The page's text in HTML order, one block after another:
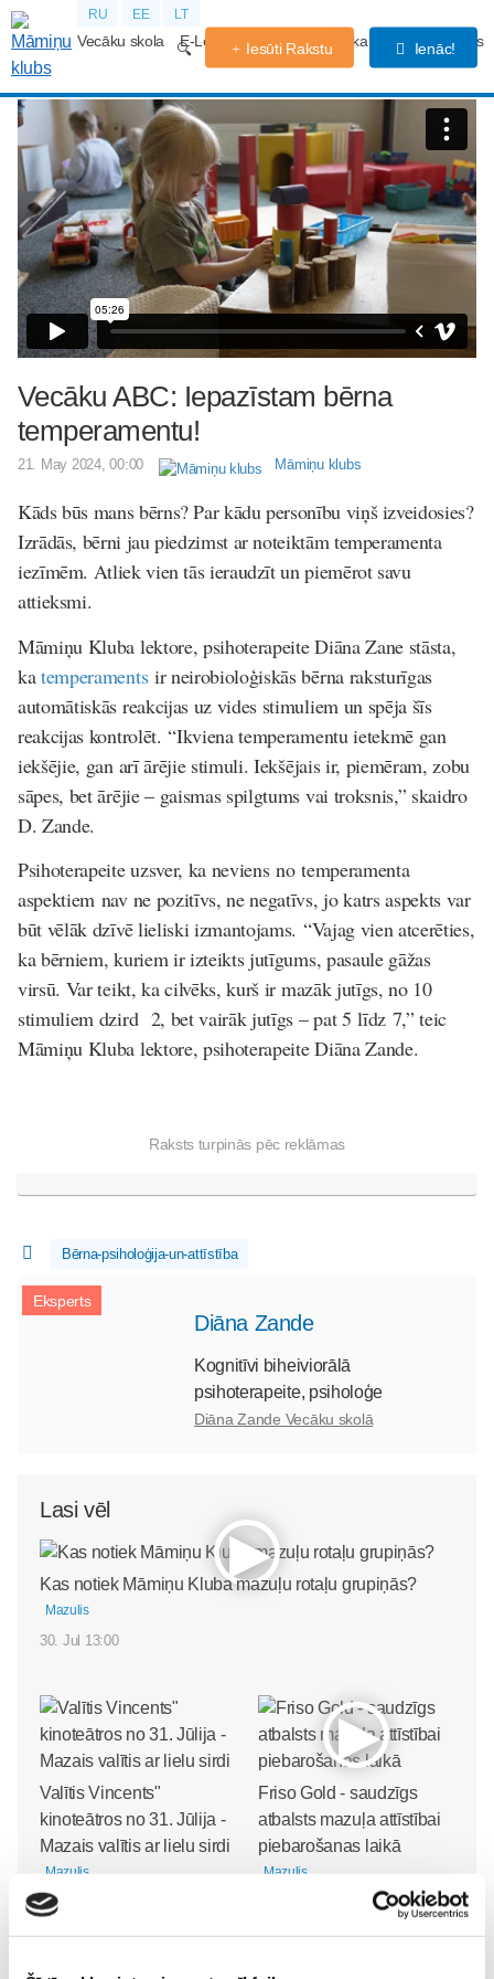
RU EE LT
Vecāku skola E-Lekcijas Grūtniecības kalendārs Forums
Iesūti Rakstu Ienāc!
Vecāku ABC: Iepazīstam bērna
temperamentu!
21. May 2024, 00:00 Māmiņu klubs
Kāds būs mans bērns? Par kādu personību viņš izveidosies?
Izrādās, bērni jau piedzimst ar noteiktām temperamenta
iezīmēm. Atliek vien tās ieraudzīt un piemērot savu
attieksmi.
Māmiņu Kluba lektore, psihoterapeite Diāna Zane stāsta,
katemperamentsir neirobioloģiskās bērna raksturīgas
automātiskās reakcijas uz vides stimuliem un spēja šīs
reakcijas kontrolēt. “Ikviena temperamentu ietekmē gan
iekšējie, gan arī ārējie stimuli. Iekšējais ir, piemēram, zobu
sāpes, bet ārējie – gaismas spilgtums vai troksnis,” skaidro
D. Zande.
Psihoterapeite uzsver, ka neviens no temperamenta
aspektiem nav ne pozitīvs, ne negatīvs, jo katrs aspekts var
būt vēlāk dzīvē lieliski izmantojams. “Vajag vien atcerēties,
ka bērniem, kuriem ir izteikts jutīgums, pasaule gāžas
virsū. Var teikt, ka cilvēks, kurš ir mazāk jutīgs, no 10
stimuliem dzird 2, bet vairāk jutīgs – pat 5 līdz 7,” teic
Māmiņu Kluba lektore, psihoterapeite Diāna Zande.
Raksts turpinās pēc reklāmas
Bērna-psiholoģija-un-attīstība
Eksperts
Diāna Zande
Kognitīvi biheiviorālā
psihoterapeite, psiholoģe
Diāna Zande Vecāku skolā
Lasi vēl
Kas notiek Māmiņu Kluba mazuļu rotaļu grupiņās?
Mazulis
30. Jul 13:00
Valītis Vincents"
kinoteātros no 31. Jūlija -
Mazais valītis ar lielu sirdi
Mazulis
20. Jul 09:33
Friso Gold - saudzīgs
atbalsts mazuļa attīstībai
piebarošanas laikā
Mazulis